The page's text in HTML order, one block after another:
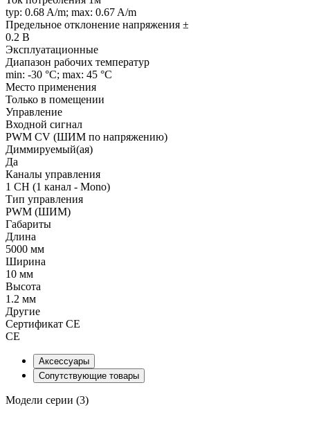
typ: 0.68 A/m; max: 0.67 A/m
Предельное отклонение напряжения ±
0.2 В
Эксплуатационные
Диапазон рабочих температур
min: -30 °C; max: 45 °C
Место применения
Только в помещении
Управление
Входной сигнал
PWM СV (ШИМ по напряжению)
Диммируемый(ая)
Да
Каналы управления
1 CH (1 канал - Mono)
Тип управления
PWM (ШИМ)
Габариты
Длина
5000 мм
Ширина
10 мм
Высота
1.2 мм
Другие
Сертификат CE
CE
Аксессуары
Сопутствующие товары
Модели серии (3)